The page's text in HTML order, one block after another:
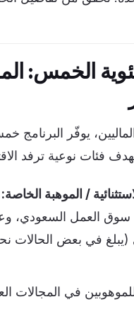
الخمس:
يوفّر
فئات نوعية ترفد
/ الموهبة الخاصة:
سوق العمل السعودي،
في المجالات